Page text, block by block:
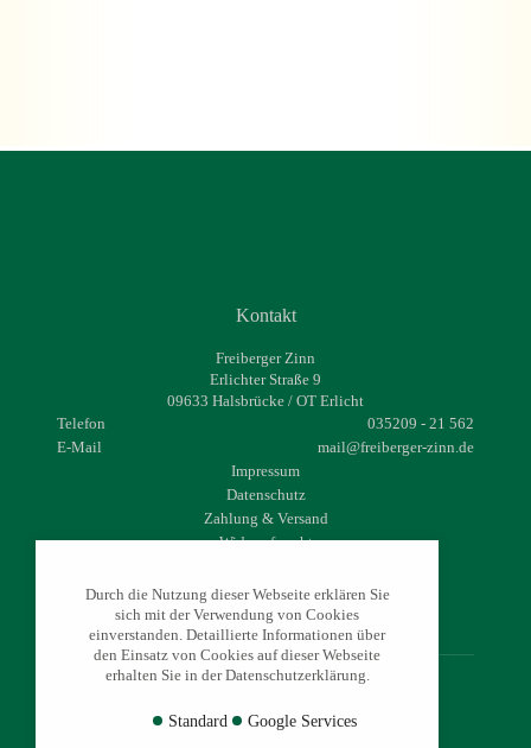
Kontakt
Freiberger Zinn
Erlichter Straße 9
09633 Halsbrücke / OT Erlicht
Telefon
035209 - 21 562
E-Mail
mail@freiberger-zinn.de
Impressum
Datenschutz
Zahlung & Versand
Widerrufsrecht
Durch die Nutzung dieser Webseite erklären Sie
sich mit der Verwendung von Cookies
einverstanden. Detaillierte Informationen über
den Einsatz von Cookies auf dieser Webseite
erhalten Sie in der Datenschutzerklärung.
Standard Google Services